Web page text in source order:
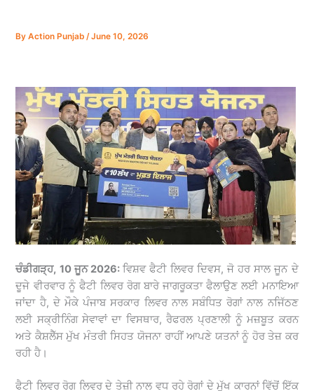
ByAction Punjab/June 10, 2026
ਚੰਡੀਗੜ੍ਹ, 10 ਜੂਨ 2026: ਵਿਸ਼ਵ ਫੈਟੀ ਲਿਵਰ ਦਿਵਸ, ਜੋ ਹਰ ਸਾਲ ਜੂਨ ਦੇ
ਦੂਜੇ ਵੀਰਵਾਰ ਨੂੰ ਫੈਟੀ ਲਿਵਰ ਰੋਗ ਬਾਰੇ ਜਾਗਰੂਕਤਾ ਫੈਲਾਉਣ ਲਈ ਮਨਾਇਆ
ਜਾਂਦਾ ਹੈ, ਦੇ ਮੌਕੇ ਪੰਜਾਬ ਸਰਕਾਰ ਲਿਵਰ ਨਾਲ ਸਬੰਧਿਤ ਰੋਗਾਂ ਨਾਲ ਨਜਿੱਠਣ
ਲਈ ਸਕ੍ਰੀਨਿੰਗ ਸੇਵਾਵਾਂ ਦਾ ਵਿਸਥਾਰ, ਰੈਫਰਲ ਪ੍ਰਣਾਲੀ ਨੂੰ ਮਜ਼ਬੂਤ ਕਰਨ
ਅਤੇ ਕੈਸ਼ਲੈੱਸ ਮੁੱਖ ਮੰਤਰੀ ਸਿਹਤ ਯੋਜਨਾ ਰਾਹੀਂ ਆਪਣੇ ਯਤਨਾਂ ਨੂੰ ਹੋਰ ਤੇਜ਼ ਕਰ
ਰਹੀ ਹੈ।
ਫੈਟੀ ਲਿਵਰ ਰੋਗ ਲਿਵਰ ਦੇ ਤੇਜ਼ੀ ਨਾਲ ਵਧ ਰਹੇ ਰੋਗਾਂ ਦੇ ਮੁੱਖ ਕਾਰਨਾਂ ਵਿੱਚੋਂ ਇੱਕ